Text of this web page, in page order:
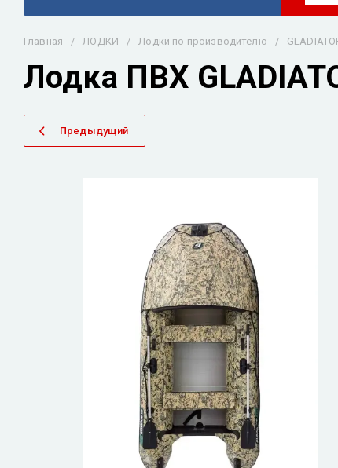
Главная / ЛОДКИ / Лодки по производителю /
Лодка ПВХ
Предыдущий